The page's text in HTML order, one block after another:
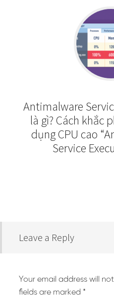
Antimalware
là gì? Cách khắc
dụng CPU cao
Service
Leave a Reply
Your email address will
fields are marked *